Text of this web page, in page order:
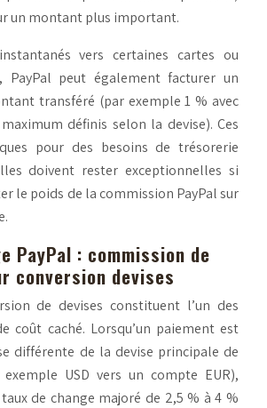
un montant plus important.
vers certaines cartes ou
PayPal peut également facturer un
transféré (par exemple 1 % avec
définis selon la devise). Ces
pour des besoins de trésorerie
doivent rester exceptionnelles si
le poids de la commission PayPal sur
PayPal : commission de
conversion devises
de devises constituent l’un des
coût caché. Lorsqu’un paiement est
différente de la devise principale de
USD vers un compte EUR),
de change majoré de 2,5 % à 4 %